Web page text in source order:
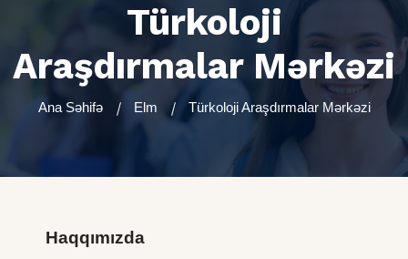
Türkoloji
Araşdırmalar Mərkəzi
Ana Səhifə Elm Türkoloji Araşdırmalar Mərkəzi
Haqqımızda